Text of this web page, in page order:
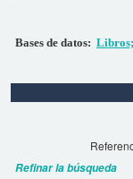
Bases de datos: Libros;
Refinar la búsqueda